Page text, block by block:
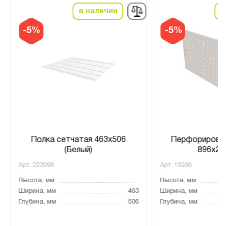
-5%
в наличии
Полка сетчатая 463х506
(Белый)
Арт. 223998
Высота, мм
Ширина, мм
463
Глубина, мм
506
-5%
Арт. 19206
Высота, мм
Ширина, мм
Глубина, мм